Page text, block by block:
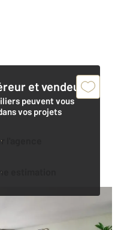
et vendeur,
peuvent vous
vos projets
l'agence
estimation